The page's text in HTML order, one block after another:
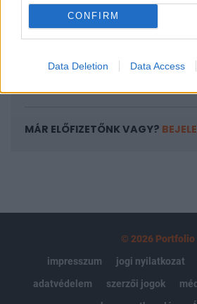
CONFIRM
Data Deletion Data Access
Portfolio.hu teljes
Kötéslisták: BÉT elmúlt 2 év
kötéslistái
MÁR ELŐFIZETŐNK VAGY?
© 2026 Portfolio
impresszum
jogi nyilatkozat
adatvédelem
szerzői jogok